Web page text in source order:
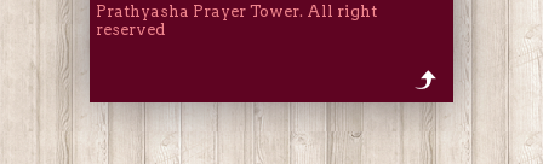
Prathyasha Prayer Tower. All right
reserved